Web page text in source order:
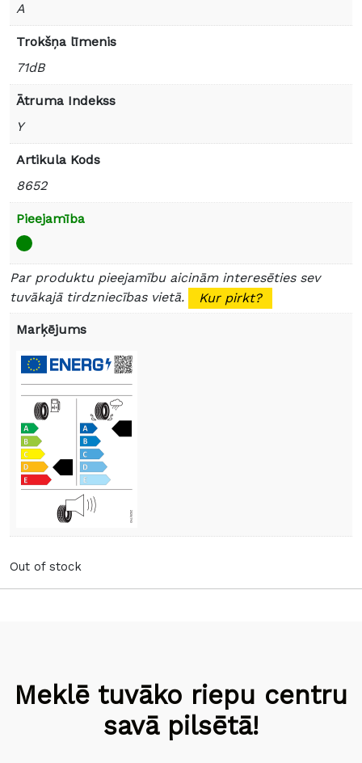
A
Trokšņa līmenis
71dB
Ātruma Indekss
Y
Artikula Kods
8652
Pieejamība
Par produktu pieejamību aicinām interesēties sev
tuvākajā tirdzniecības vietā.
Kur pirkt?
Marķējums
Out of stock
Meklē tuvāko riepu centru
savā pilsētā!